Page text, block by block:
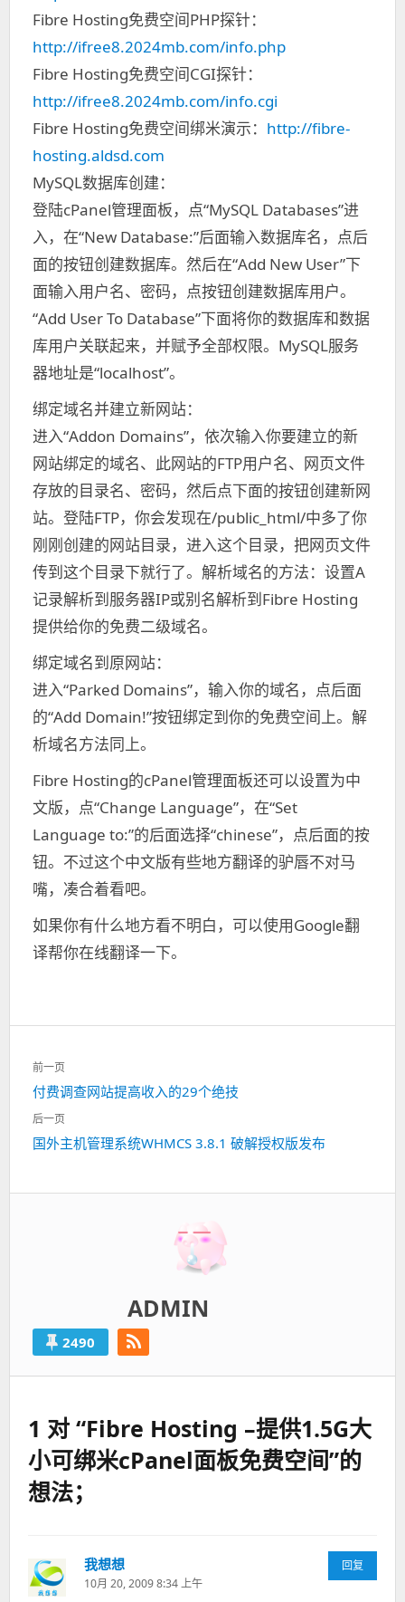
Fibre Hosting免费空间PHP探针：
http://ifree8.2024mb.com/info.php
Fibre Hosting免费空间CGI探针：
http://ifree8.2024mb.com/info.cgi
Fibre Hosting免费空间绑米演示： http://fibre-
hosting.aldsd.com
MySQL数据库创建：
登陆cPanel管理面板，点“MySQL Databases”进
入，在“New Database:”后面输入数据库名，点后
面的按钮创建数据库。然后在“Add New User”下
面输入用户名、密码，点按钮创建数据库用户。
“Add User To Database”下面将你的数据库和数据
库用户关联起来，并赋予全部权限。MySQL服务
器地址是“localhost”。
绑定域名并建立新网站：
进入“Addon Domains”，依次输入你要建立的新
网站绑定的域名、此网站的FTP用户名、网页文件
存放的目录名、密码，然后点下面的按钮创建新网
站。登陆FTP，你会发现在/public_html/中多了你
刚刚创建的网站目录，进入这个目录，把网页文件
传到这个目录下就行了。解析域名的方法：设置A
记录解析到服务器IP或别名解析到Fibre Hosting
提供给你的免费二级域名。
绑定域名到原网站：
进入“Parked Domains”，输入你的域名，点后面
的“Add Domain!”按钮绑定到你的免费空间上。解
析域名方法同上。
Fibre Hosting的cPanel管理面板还可以设置为中
文版，点“Change Language”，在“Set
Language to:”的后面选择“chinese”，点后面的按
钮。不过这个中文版有些地方翻译的驴唇不对马
嘴，凑合着看吧。
如果你有什么地方看不明白，可以使用Google翻
译帮你在线翻译一下。
文
章
导
航
前一页
上
一
篇：
付费调查网站提高收入的29个绝技
后一页
下
国外主机管理系统WHMCS 3.8.1 破解授权版发布
ADMIN
2490
1 对 “Fibre Hosting –提供1.5G大
小可绑米cPanel面板免费空间”的
想法；
我想想
道：
10月 20, 2009 8:34 上午
回复